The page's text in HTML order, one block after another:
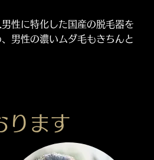
性に特化した国産の脱毛器を
男性の濃いムダ毛もきちんと
り​ます